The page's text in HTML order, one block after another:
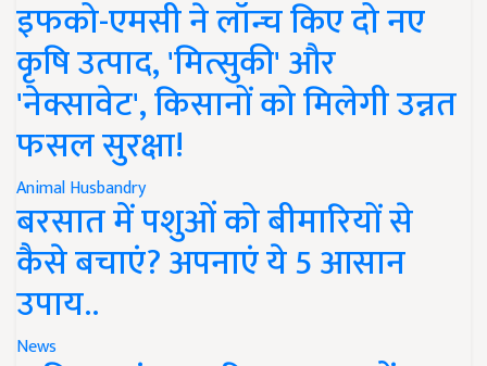
इफको-एमसी ने लॉन्च किए दो नए
कृषि उत्पाद, 'मित्सुकी' और
'नेक्सावेट', किसानों को मिलेगी उन्नत
फसल सुरक्षा!
Animal Husbandry
बरसात में पशुओं को बीमारियों से
कैसे बचाएं? अपनाएं ये 5 आसान
उपाय..
News